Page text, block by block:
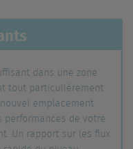
dans une zone
tout particulièrement
emplacement
de votre
Un rapport sur les flux